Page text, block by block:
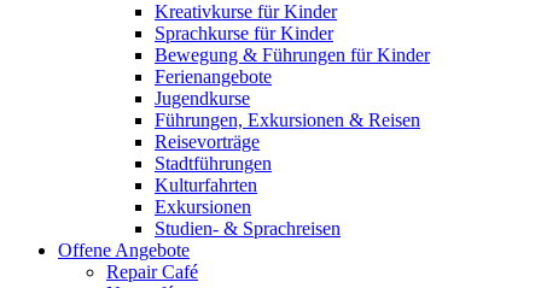
Kreativkurse für Kinder
Sprachkurse für Kinder
Bewegung & Führungen für Kinder
Ferienangebote
Jugendkurse
Führungen, Exkursionen & Reisen
Reisevorträge
Stadtführungen
Kulturfahrten
Exkursionen
Studien- & Sprachreisen
Offene Angebote
Repair Café